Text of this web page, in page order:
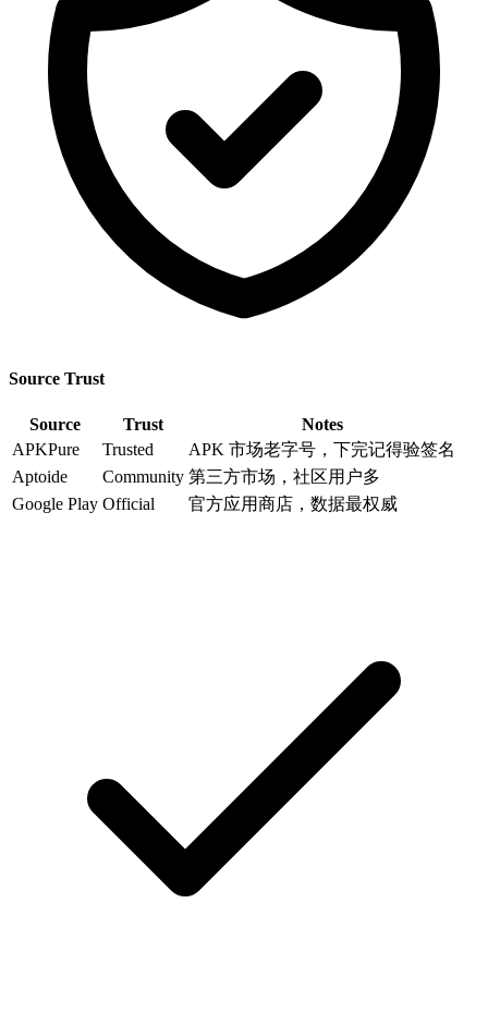
Source Trust
Source Trust
Notes
APKPure
Trusted
APK 市场老字号，下完记得验签名
Aptoide
Community 第三方市场，社区用户多
Google Play Official 官方应用商店，数据最权威